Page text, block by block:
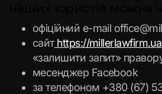
офіційний e-mail
сайтhttps://millerlawfirm.ua
«залишити запит»
месенджер Facebook
за телефоном +380 (67)